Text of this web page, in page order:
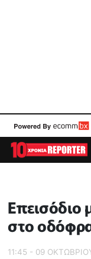
Επεισόδιο
στο
11:45 - 09